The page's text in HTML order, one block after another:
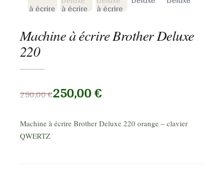
Machine à écrire Brother Deluxe
220
290,00€250,00€
Machine à écrire Brother Deluxe 220 orange – clavier
QWERTZ